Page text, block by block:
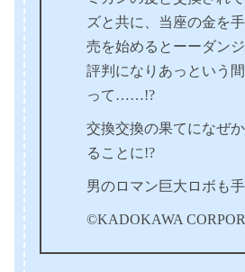
ズと共に、当座の金を
売を始めるとーーダン
評判になりあっという
って……!?
交換交換の果てになぜ
ることに!?
男のロマン巨大ロボも
©KADOKAWA